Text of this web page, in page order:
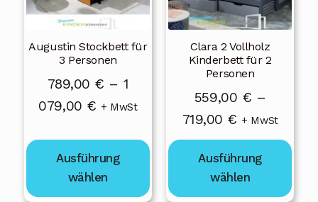
Augustin Stockbett für
3 Personen
789,00 € – 1
079,00 €Preisspanne:
1
079,00 €
+ MwSt
Ausführung
wählen
auf.
Optionen
können
der
gewählt
werden
Clara 2 Vollholz
Kinderbett für 2
Personen
559,00 € –
719,00 €Preisspanne:
559,00 €
bis
719,00 €
+ MwSt
Ausführung
wählen
auf.
Die
Optionen
können
Produktseite
gewählt
werden